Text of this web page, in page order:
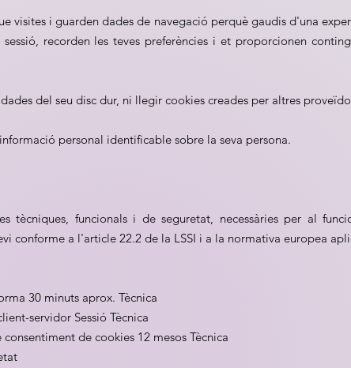
visites i guarden dades de navegació perquè gaudis d'una
recorden les teves preferències i et proporcionen
del seu disc dur, ni llegir cookies creades per altres
personal identificable sobre la seva persona.
tècniques, funcionals i de seguretat, necessàries per al
conforme a l'article 22.2 de la LSSI i a la normativa europea
30 minuts aprox. Tècnica
servidor Sessió Tècnica
de cookies 12 mesos Tècnica